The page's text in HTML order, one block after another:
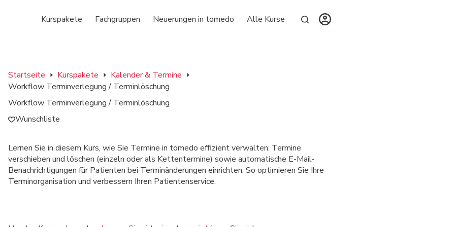
Kurspakete Fachgruppen Neuerungen in tomedo Alle Kurse
Startseite Kurspakete
Kalender & Termine
Workflow Terminverlegung / Terminlöschung
Workflow Terminverlegung / Terminlöschung
Wunschliste
Lernen Sie in diesem Kurs, wie Sie Termine in tomedo effizient verwalten: Termine
verschieben und löschen (einzeln oder als Kettentermine) sowie automatische E-Mail-
Benachrichtigungen für Patienten bei Terminänderungen einrichten. So optimieren Sie Ihre
Terminorganisation und verbessern Ihren Patientenservice.